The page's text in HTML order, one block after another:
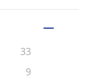
33
9